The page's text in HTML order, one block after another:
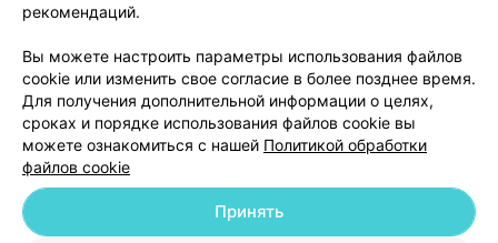
Обработка персональных данных
© 2026 ООО «Артокс Лаб», УНП 191700409
| 220012, Республика Беларусь,
рекомендаций.
Вы можете настроить параметры использования файлов
cookie или изменить свое согласие в более позднее время.
Для получения дополнительной информации о целях,
сроках и порядке использования файлов cookie вы
можете ознакомиться с нашей Политикой обработки
файлов cookie
Принять